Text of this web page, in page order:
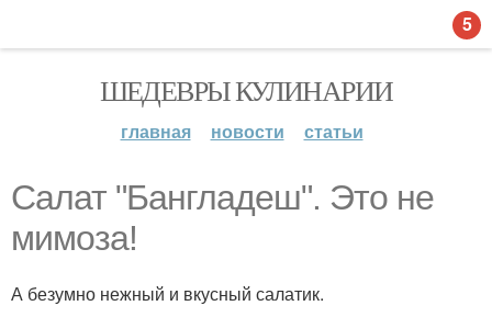
ШЕДЕВРЫ КУЛИНАРИИ
главная новости статьи
Салат "Бангладеш". Это не
мимоза!
А безумно нежный и вкусный салатик.
5